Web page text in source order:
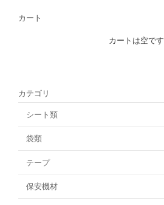
カート
カートは空です
カテゴリ
シート類
袋類
テープ
保安機材